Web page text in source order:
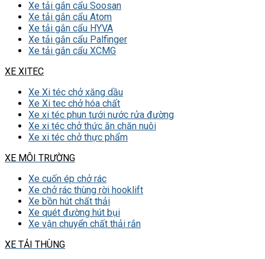
Xe tải gắn cẩu Soosan
Xe tải gắn cẩu Atom
Xe tải gắn cẩu HYVA
Xe tải gắn cẩu Palfinger
Xe tải gắn cẩu XCMG
XE XITEC
Xe Xi téc chở xăng dầu
Xe Xi tec chở hóa chất
Xe xi téc phun tưới nước rửa đường
Xe xi téc chở thức ăn chăn nuôi
Xe xi téc chở thực phẩm
XE MÔI TRƯỜNG
Xe cuốn ép chở rác
Xe chở rác thùng rời hooklift
Xe bồn hút chất thải
Xe quét đường hút bụi
Xe vận chuyển chất thải rắn
XE TẢI THÙNG